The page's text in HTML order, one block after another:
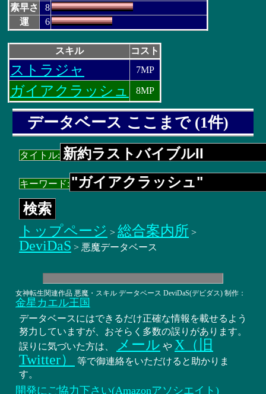
素早さ
8
運
6
スキル コスト
ストラジャ 7MP
ガイアクラッシュ 8MP
データベース ここまで (1件)
タイトル:
キーワード:
トップページ > 総合案内所 >
DeviDaS > 悪魔データベース
女神転生関連作品 悪魔・スキル データベース DeviDaS(デビダス) 制作：
金星カエル王国
データベースにはできるだけ正確な情報を載せるよう
努力していますが、おそらく多数の誤りがあります。
誤りに気づいた方は、
メール や X（旧
Twitter）
等で御連絡をいただけると助かりま
す。
開発にご協力下さい(Amazonアソシエイト)